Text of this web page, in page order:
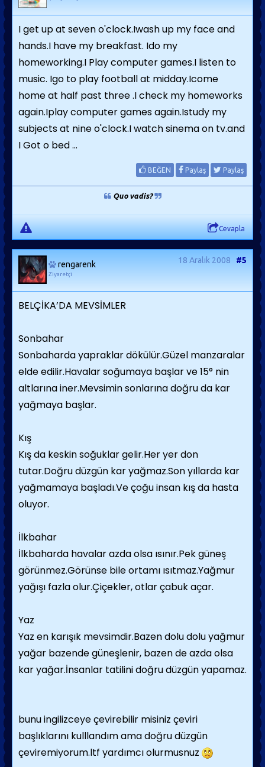
I get up at seven o'clock.Iwash up my face and
hands.I have my breakfast. Ido my
homeworking.I Play computer games.I listen to
music. Igo to play football at midday.Icome
home at half past three .I check my homeworks
again.Iplay computer games again.Istudy my
subjects at nine o'clock.I watch sinema on tv.and
I Got o bed ...
BEĞEN Paylaş Paylaş
Quo vadis?
Cevapla
rengarenk
Ziyaretçi
18 Aralık 2008 #5
BELÇİKA’DA MEVSİMLER
Sonbahar
Sonbaharda yapraklar dökülür.Güzel manzaralar
elde edilir.Havalar soğumaya başlar ve 15° nin
altlarına iner.Mevsimin sonlarına doğru da kar
yağmaya başlar.
Kış
Kış da keskin soğuklar gelir.Her yer don
tutar.Doğru düzgün kar yağmaz.Son yıllarda kar
yağmamaya başladı.Ve çoğu insan kış da hasta
oluyor.
İlkbahar
İlkbaharda havalar azda olsa ısınır.Pek güneş
görünmez.Görünse bile ortamı ısıtmaz.Yağmur
yağışı fazla olur.Çiçekler, otlar çabuk açar.
Yaz
Yaz en karışık mevsimdir.Bazen dolu dolu yağmur
yağar bazende güneşlenir, bazen de azda olsa
kar yağar.İnsanlar tatilini doğru düzgün yapamaz.
bunu ingilizceye çevirebilir misiniz çeviri
başlıklarını kulllandım ama doğru düzgün
çeviremiyorum.ltf yardımcı olurmusnuz